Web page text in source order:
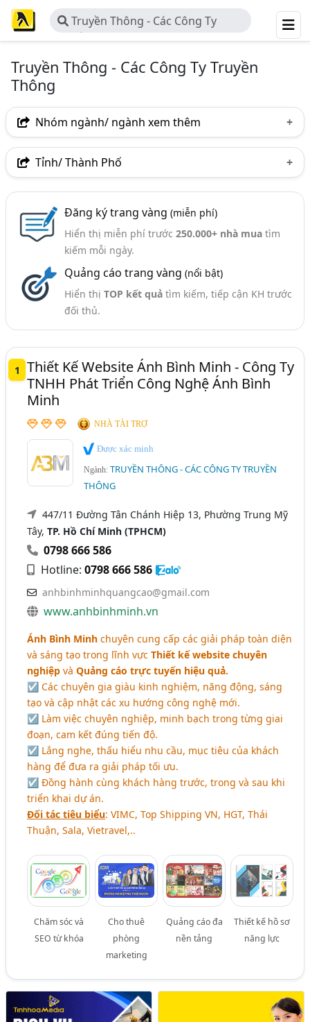
Truyền Thông - Các Công Ty
Truyền Thông
Truyền Thông - Các Công Ty Truyền
Thông
Nhóm ngành/ ngành xem thêm
Ngành nghề
Nhóm ngành nghề
Truyền Thông Trực Tuyến - Giải Pháp (137)
Quan Hệ Công Chúng (PR) - Tư Vấn (47)
Truyền Thông - Nghiên Cứu Và Phân Tích (43)
Truyền Thông Đa Phương Tiện (34)
Truyền Thông Đại Chúng (17)
Ngành xem thêm
Quảng Cáo Trực Tuyến (525)
Xây Dựng Thương Hiệu - Xây Dựng Và Tư Vấn Chiến
Lược Thương Hiệu (136)
Tỉnh/ Thành Phố
Bình Dương
Tp. Đà Nẵng
TP. Hải Phòng
Bình Phước
Bình Thuận
Nghệ An
Thanh Hóa TP. Cần Thơ
Quảng Nam
Đăng ký trang vàng (miễn phí)
Hiển thị miễn phí trước 250.000+ nhà muatìm
kiếm mỗi ngày.
Quảng cáo trang vàng (nổi bật)
Hiển thị TOP kết quảtìm kiếm, tiếp cận KH trước
đối thủ.
1
Thiết Kế Website Ánh Bình Minh - Công Ty
TNHH Phát Triển Công Nghệ Ánh Bình
Minh
NHÀ TÀI TRỢ
Được xác minh
Ngành:TRUYỀN THÔNG - CÁC CÔNG TY TRUYỀN
THÔNG
447/11 Đường Tân Chánh Hiệp 13, Phường Trung Mỹ
Tây,TP. Hồ Chí Minh (TPHCM)
0798 666 586
Hotline:0798 666 586
anhbinhminhquangcao@gmail.com
www.anhbinhminh.vn
Ánh Bình Minhchuyên cung cấp các giải pháp toàn diện
và sáng tạo trong lĩnh vực Thiết kế website chuyên
nghiệp vàQuảng cáo trực tuyến hiệu quả.
☑ Các chuyên gia giàu kinh nghiệm, năng động, sáng
tạo và cập nhật các xu hướng công nghệ mới.
☑ Làm việc chuyên nghiệp, minh bạch trong từng giai
đoạn, cam kết đúng tiến độ.
☑ Lắng nghe, thấu hiểu nhu cầu, mục tiêu của khách
hàng để đưa ra giải pháp tối ưu.
☑ Đồng hành cùng khách hàng trước, trong và sau khi
triển khai dự án.
Đối tác tiêu biểu: VIMC, Top Shipping VN, HGT, Thái
Thuận, Sala, Vietravel,..
Chăm sóc và
SEO từ khóa
Cho thuê
phòng
marketing
Quảng cáo đa
nền tảng
Thiết kế hồ sơ
năng lực